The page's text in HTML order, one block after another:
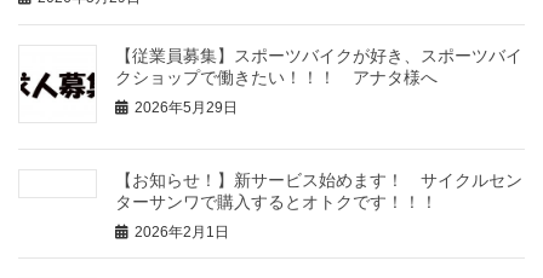
【従業員募集】スポーツバイクが好き、スポーツバイ
クショップで働きたい！！！ アナタ様へ
2026年5月29日
【お知らせ！】新サービス始めます！ サイクルセン
ターサンワで購入するとオトクです！！！
2026年2月1日